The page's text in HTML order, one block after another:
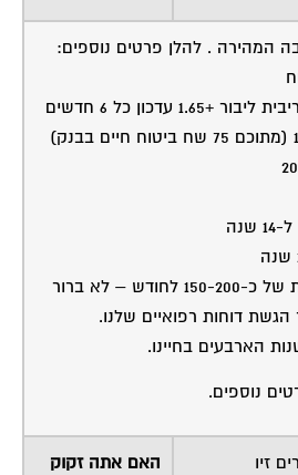
המהירה . להלן פרטים נוספים:
עדכון כל 6 חדשים
– לא ברור
דוחות רפואיים שלנו.
הארבעים בחיינו.
נוספים.
זיו
האם אתה זקוק